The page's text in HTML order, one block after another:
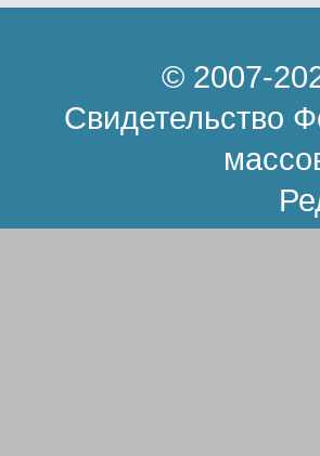
© 2007-
Свидетельство